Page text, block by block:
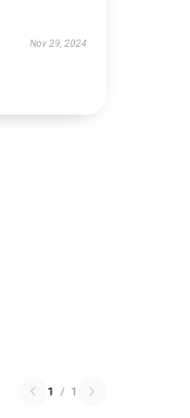
Nov 29, 2024
1 / 1